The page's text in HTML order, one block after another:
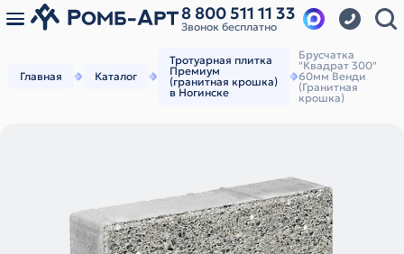
8 800 511 11 33
Звонок бесплатно
Главная Каталог
Тротуарная плитка
Премиум
(гранитная крошка)
в Ногинске
Брусчатка
"Квадрат 300"
60мм Венди
(Гранитная
крошка)